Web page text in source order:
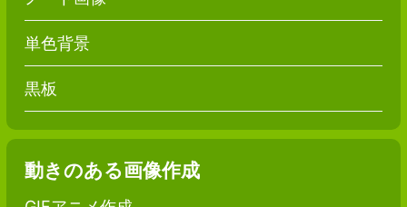
単色背景
黒板
動きのある画像作成